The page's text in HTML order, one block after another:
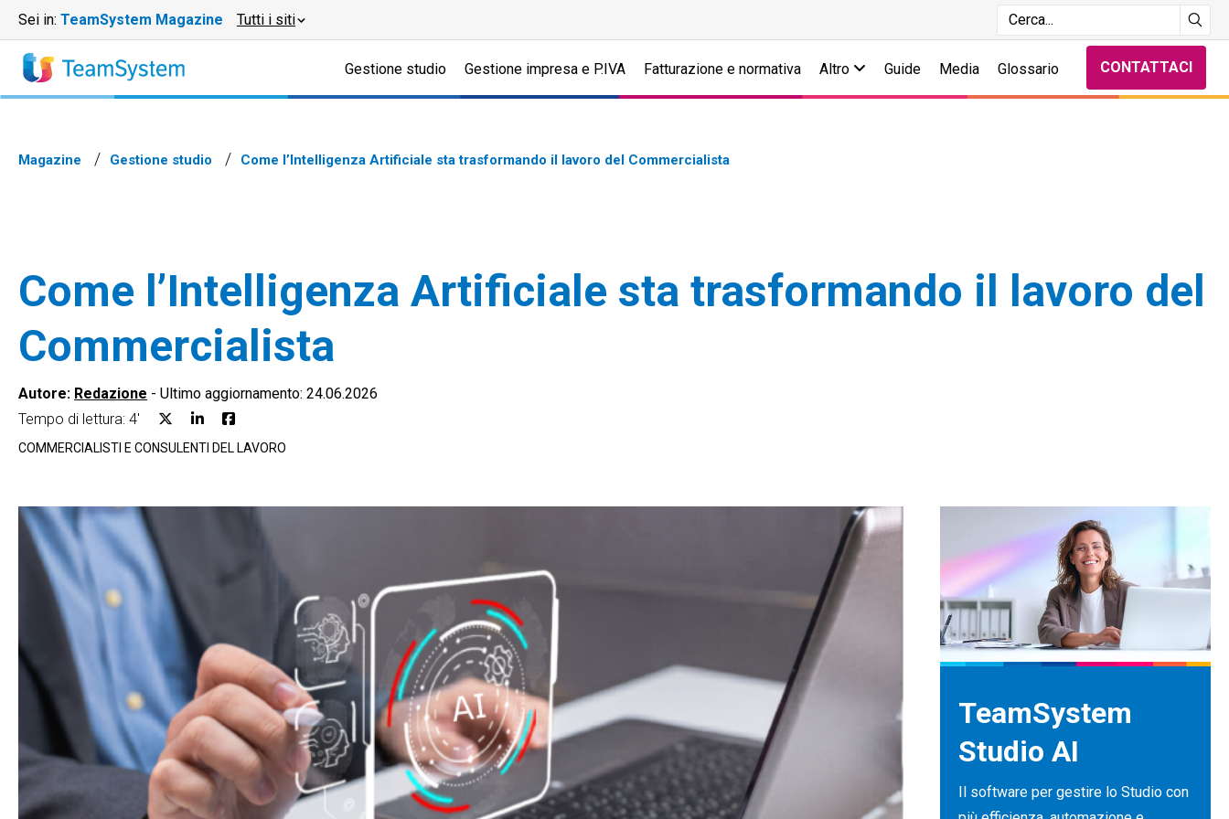
Sei in: TeamSystem Magazine Tutti i siti
Gestione studio Gestione impresa e P.IVA Fatturazione e normativa Altro Guide Media Glossario CONTATTACI
Magazine Gestione studio Come l’Intelligenza Artificiale sta trasformando il lavoro del Commercialista
Come l’Intelligenza Artificiale sta trasformando il lavoro del
Commercialista
Autore: Redazione - Ultimo aggiornamento: 24.06.2026
Tempo di lettura: 4'
COMMERCIALISTI E CONSULENTI DEL LAVORO
TeamSystem
Studio AI
Il software per gestire lo Studio con